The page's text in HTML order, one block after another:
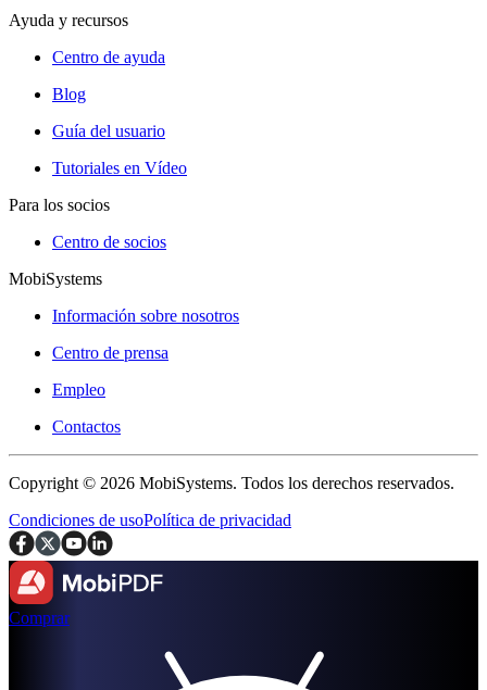
Ayuda y recursos
Centro de ayuda
Blog
Guía del usuario
Tutoriales en Vídeo
Para los socios
Centro de socios
MobiSystems
Información sobre nosotros
Centro de prensa
Empleo
Contactos
Copyright © 2026 MobiSystems. Todos los derechos reservados.
Condiciones de usoPolítica de privacidad
Comprar